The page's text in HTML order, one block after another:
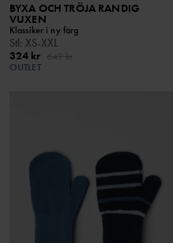
BYXA OCH TRÖJA RANDIG
VUXEN
Klassiker i ny färg
Stl : XS-XXL
324 kr
OUTLET